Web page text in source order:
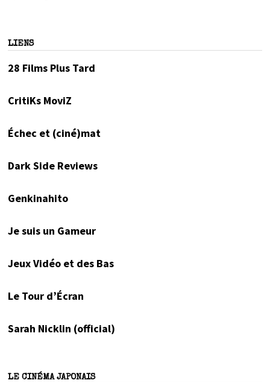
LIENS
28 Films Plus Tard
CritiKs MoviZ
Échec et (ciné)mat
Dark Side Reviews
Genkinahito
Je suis un Gameur
Jeux Vidéo et des Bas
Le Tour d’Écran
Sarah Nicklin (official)
LE CINÉMA JAPONAIS